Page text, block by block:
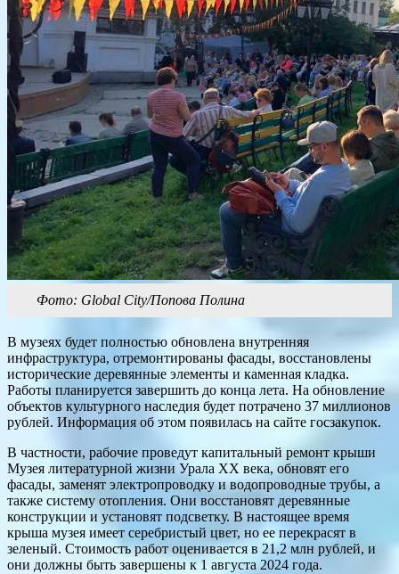
Фото: Global City/Попова Полина
В музеях будет полностью обновлена внутренняя
инфраструктура, отремонтированы фасады, восстановлены
исторические деревянные элементы и каменная кладка.
Работы планируется завершить до конца лета. На обновление
объектов культурного наследия будет потрачено 37 миллионов
рублей. Информация об этом появилась на сайте госзакупок.
В частности, рабочие проведут капитальный ремонт крыши
Музея литературной жизни Урала XX века, обновят его
фасады, заменят электропроводку и водопроводные трубы, а
также систему отопления. Они восстановят деревянные
конструкции и установят подсветку. В настоящее время
крыша музея имеет серебристый цвет, но ее перекрасят в
зеленый. Стоимость работ оценивается в 21,2 млн рублей, и
они должны быть завершены к 1 августа 2024 года.